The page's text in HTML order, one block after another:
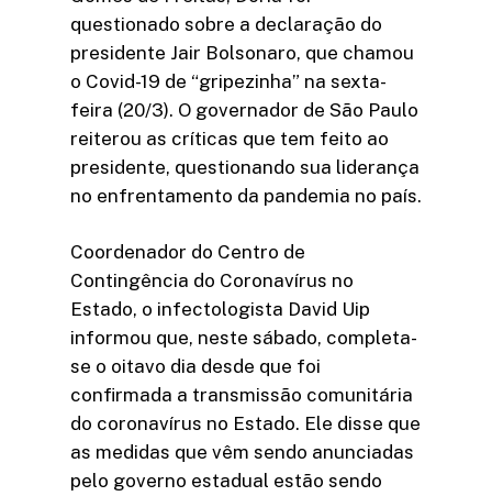
questionado sobre a declaração do
presidente Jair Bolsonaro, que chamou
o Covid-19 de “gripezinha” na sexta-
feira (20/3). O governador de São Paulo
reiterou as críticas que tem feito ao
presidente, questionando sua liderança
no enfrentamento da pandemia no país.
Coordenador do Centro de
Contingência do Coronavírus no
Estado, o infectologista David Uip
informou que, neste sábado, completa-
se o oitavo dia desde que foi
confirmada a transmissão comunitária
do coronavírus no Estado. Ele disse que
as medidas que vêm sendo anunciadas
pelo governo estadual estão sendo